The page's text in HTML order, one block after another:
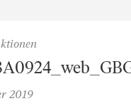
2019